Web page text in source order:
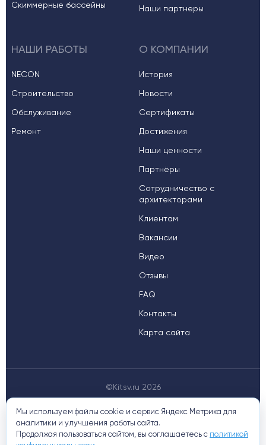
Скиммерные бассейны Наши партнеры
НАШИ РАБОТЫ
NECON
Строительство
Обслуживание
Ремонт
О КОМПАНИИ
История
Новости
Сертификаты
Достижения
Наши ценности
Партнёры
Сотрудничество с
архитекторами
Клиентам
Вакансии
Видео
Отзывы
FAQ
Контакты
Карта сайта
©Kitsv.ru 2026
Мы используем файлы cookie и сервис Яндекс Метрика для
аналитики и улучшения работы сайта.
Продолжая пользоваться сайтом, вы соглашаетесь с политикой